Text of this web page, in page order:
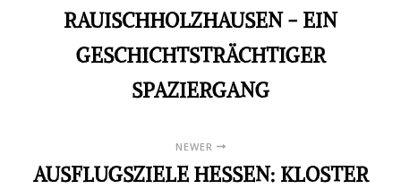
RAUISCHHOLZHAUSEN - EIN
GESCHICHTSTRÄCHTIGER
SPAZIERGANG
NEWER
AUSFLUGSZIELE HESSEN: KLOSTER